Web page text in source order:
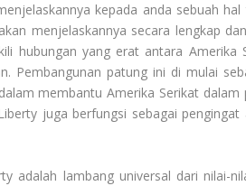
kepada anda sebuah
menjelaskannya secara lengkap
hubungan yang erat antara Amerika
Pembangunan patung ini di mulai
membantu Amerika Serikat
juga berfungsi sebagai
adalah lambang universal dari nilai-